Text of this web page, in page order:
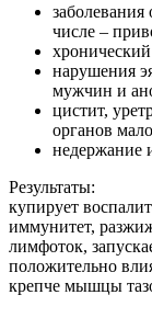
числе –
нарушения
мужчин и
цистит,
органов
недержание
Результаты:
купирует
иммунитет,
лимфоток,
положительно
крепче мышцы